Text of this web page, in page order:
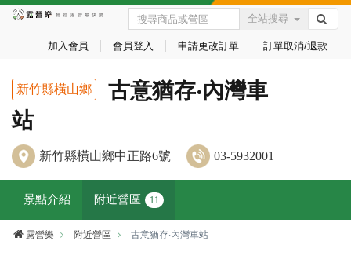
全站搜尋
加入會員 會員登入 申請更改訂單 訂單取消/退款
新竹縣橫山鄉
古意猶存‧內灣車
站
新竹縣橫山鄉中正路6號 03-5932001
景點介紹 附近營區 11
露營樂 附近營區 古意猶存‧內灣車站